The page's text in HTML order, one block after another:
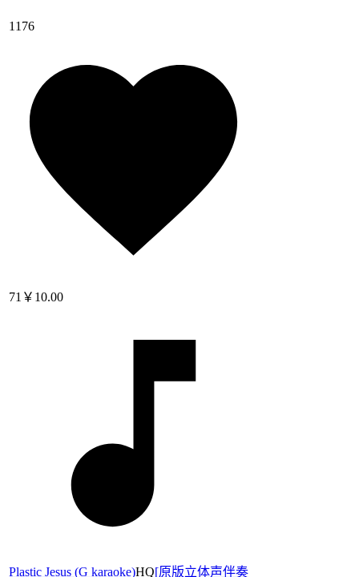
1176
71 ￥10.00
Plastic Jesus (G karaoke)HQ[原版立体声伴奏